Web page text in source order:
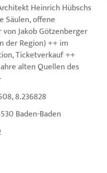
Heinrich Hübschs
Säulen, offene
Jakob Götzenberger
der Region) ++ im
Ticketverkauf ++
alten Quellen des
8.236828
Baden-Baden